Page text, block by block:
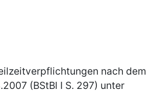
nach dem
(BStBl I S. 297) unter